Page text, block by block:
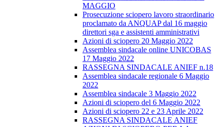
MAGGIO
Prosecuzione sciopero lavoro straordinario
proclamato da ANQUAP dal 16 maggio
direttori sga e assistenti amministrativi
Azioni di sciopero 20 Maggio 2022
Assemblea sindacale online UNICOBAS
17 Maggio 2022
RASSEGNA SINDACALE ANIEF n.18
Assemblea sindacale regionale 6 Maggio
2022
Assemblea sindacale 3 Maggio 2022
Azioni di sciopero del 6 Maggio 2022
Azioni di sciopero 22 e 23 Aprile 2022
RASSEGNA SINDACALE ANIEF